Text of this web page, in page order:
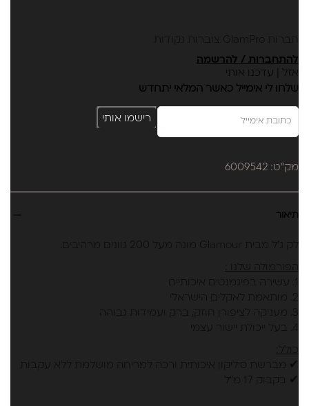
למריחה מושלמת ללא עקבות
✔ בקבוק 17 מ"ל
להתחברות / להרשמה
אזל | עדכנו אותי
שלחו לי אימייל כאשר המלאי יתחדש
רישמו אותי
מק"ט: 6009542
תיאור
✔ מברשת סיליקון איכותית ורכה למריחה מושלמת ללא עקבות
✔ בקבוק 17 מ"ל